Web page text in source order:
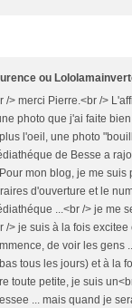
ou
/> merci Pierre.<br />
photo que j'ai faite
l'oeil, une photo
de Besse a
mon blog, je me suis
d'ouverture et le
...<br /> je me
/> je suis à la fois
de voir les gens
tous les jours) et à la
toute petite, je suis
... mais quand je